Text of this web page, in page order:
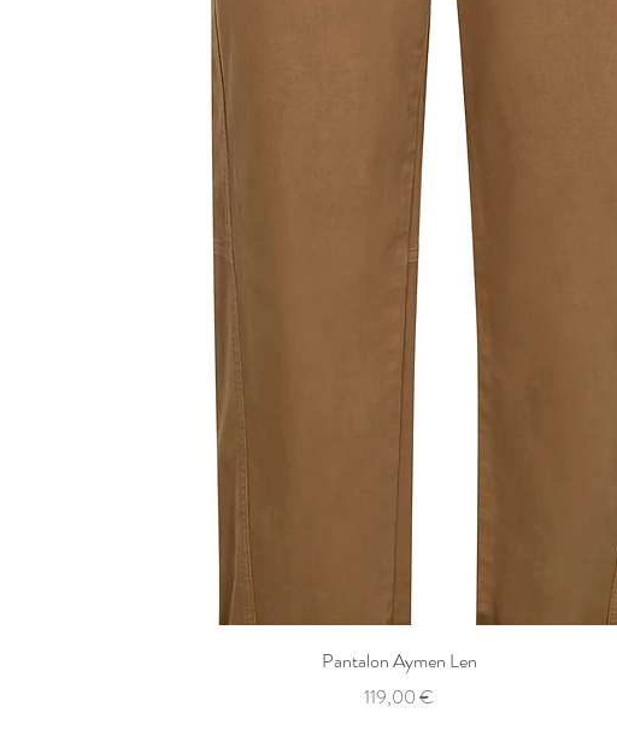
Aperçu rapide
Pantalon Aymen Len
Prix
119,00 €